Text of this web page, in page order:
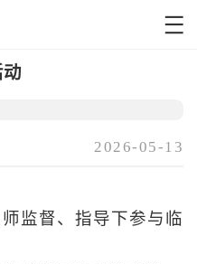
2026-05-13
监督、指导下参与临